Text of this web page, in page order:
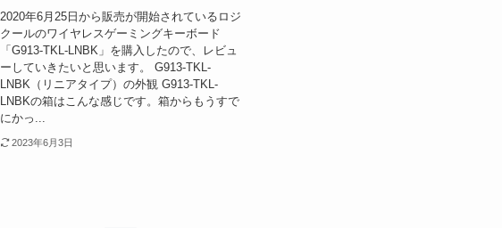
2020年6月25日から販売が開始されているロジ
クールのワイヤレスゲーミングキーボード
「G913-TKL-LNBK」を購入したので、レビュ
ーしていきたいと思います。 G913-TKL-
LNBK（リニアタイプ）の外観 G913-TKL-
LNBKの箱はこんな感じです。箱からもうすで
にかっ...
2023年6月3日